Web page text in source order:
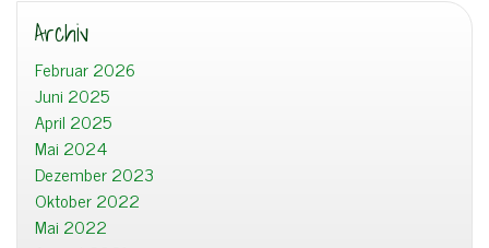
Archiv
Februar 2026
Juni 2025
April 2025
Mai 2024
Dezember 2023
Oktober 2022
Mai 2022